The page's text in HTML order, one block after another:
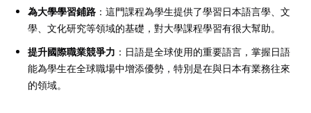
為大學學習鋪路 ：這門課程為學生提供了學習日本語言學、文
學、文化研究等領域的基礎，對大學課程學習有很大幫助。
提升國際職業競爭力 ：日語是全球使用的重要語言，掌握日語
能為學生在全球職場中增添優勢，特別是在與日本有業務往來
的領域。